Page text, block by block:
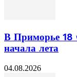
В Приморье 18
начала лета
04.08.2026